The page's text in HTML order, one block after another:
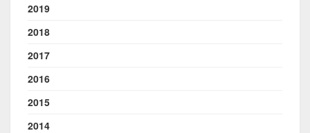
2019
2018
2017
2016
2015
2014